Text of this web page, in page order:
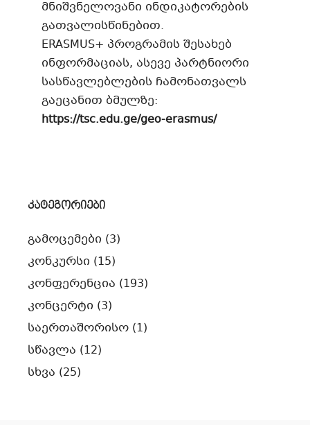
მნიშვნელოვანი ინდიკატორების
გათვალისწინებით.
ERASMUS+ პროგრამის შესახებ
ინფორმაციას, ასევე პარტნიორი
სასწავლებლების ჩამონათვალს
გაეცანით ბმულზე:
https://tsc.edu.ge/geo-erasmus/
კატეგორიები
გამოცემები (3)
კონკურსი (15)
კონფერენცია (193)
კონცერტი (3)
საერთაშორისო (1)
სწავლა (12)
სხვა (25)